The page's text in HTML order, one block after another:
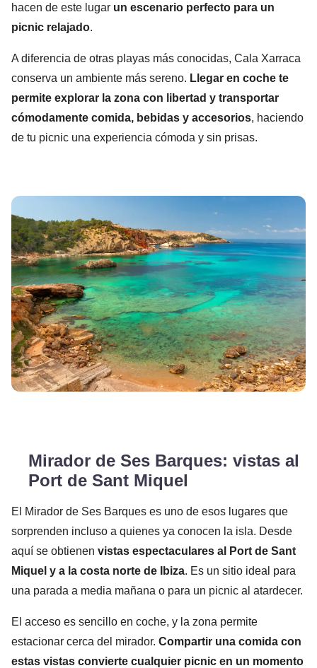
hacen de este lugar un escenario perfecto para un
picnic relajado.
A diferencia de otras playas más conocidas, Cala Xarraca
conserva un ambiente más sereno. Llegar en coche te
permite explorar la zona con libertad y transportar
cómodamente comida, bebidas y accesorios, haciendo
de tu picnic una experiencia cómoda y sin prisas.
Mirador de Ses Barques: vistas al
Port de Sant Miquel
El Mirador de Ses Barques es uno de esos lugares que
sorprenden incluso a quienes ya conocen la isla. Desde
aquí se obtienen vistas espectaculares al Port de Sant
Miquel y a la costa norte de Ibiza. Es un sitio ideal para
una parada a media mañana o para un picnic al atardecer.
El acceso es sencillo en coche, y la zona permite
estacionar cerca del mirador. Compartir una comida con
estas vistas convierte cualquier picnic en un momento